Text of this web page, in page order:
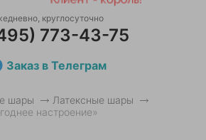
круглосуточно
773-43-75
Заказ в Телеграм
шары
Латексные шары
настроение»